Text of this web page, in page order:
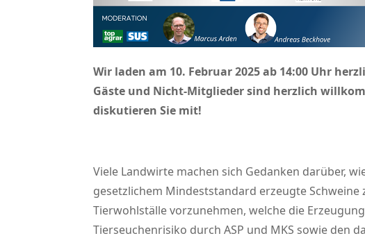
Wir laden am 10. Februar 2025 ab 14:00 Uhr
Gäste und Nicht-Mitglieder sind herzlich
diskutieren Sie mit!
Viele Landwirte machen sich Gedanken darüber,
gesetzlichem Mindeststandard erzeugte
Tierwohlställe vorzunehmen, welche die
Tierseuchenrisiko durch ASP und MKS sowie den